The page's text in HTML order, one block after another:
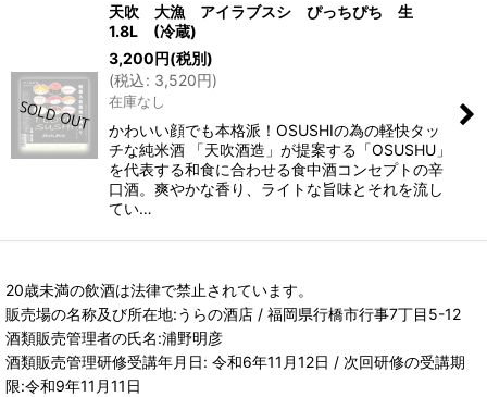
天吹 大漁 アイラブスシ ぴっちぴち 生
1.8L (冷蔵)
3,200円(税別)
(税込: 3,520円)
在庫なし
かわいい顔でも本格派！OSUSHIの為の軽快タッ
チな純米酒 「天吹酒造」が提案する「OSUSHU」
を代表する和食に合わせる食中酒コンセプトの辛
口酒。爽やかな香り、ライトな旨味とそれを流し
てい…
20歳未満の飲酒は法律で禁止されています。
販売場の名称及び所在地:うらの酒店 / 福岡県行橋市行事7丁目5-12
酒類販売管理者の氏名:浦野明彦
酒類販売管理研修受講年月日: 令和6年11月12日 / 次回研修の受講期
限:令和9年11月11日